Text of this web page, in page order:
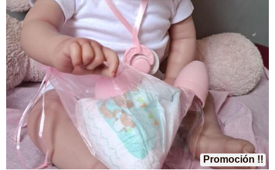
Promoción !!